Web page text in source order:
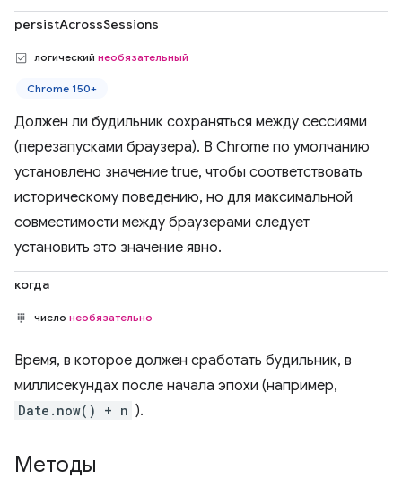
persistAcrossSessions
логический необязательный
Chrome 150+
Должен ли будильник сохраняться между сессиями
(перезапусками браузера). В Chrome по умолчанию
установлено значение true, чтобы соответствовать
историческому поведению, но для максимальной
совместимости между браузерами следует
установить это значение явно.
когда
число необязательно
Время, в которое должен сработать будильник, в
миллисекундах после начала эпохи (например,
Date.now() + n ).
Методы